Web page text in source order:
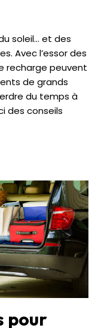
soleil… et des
Avec l’essor des
recharge peuvent
de grands
du temps à
des conseils
pour